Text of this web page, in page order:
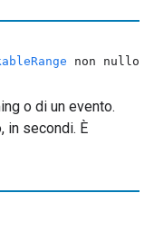
non nullo
o di un evento.
in secondi. È